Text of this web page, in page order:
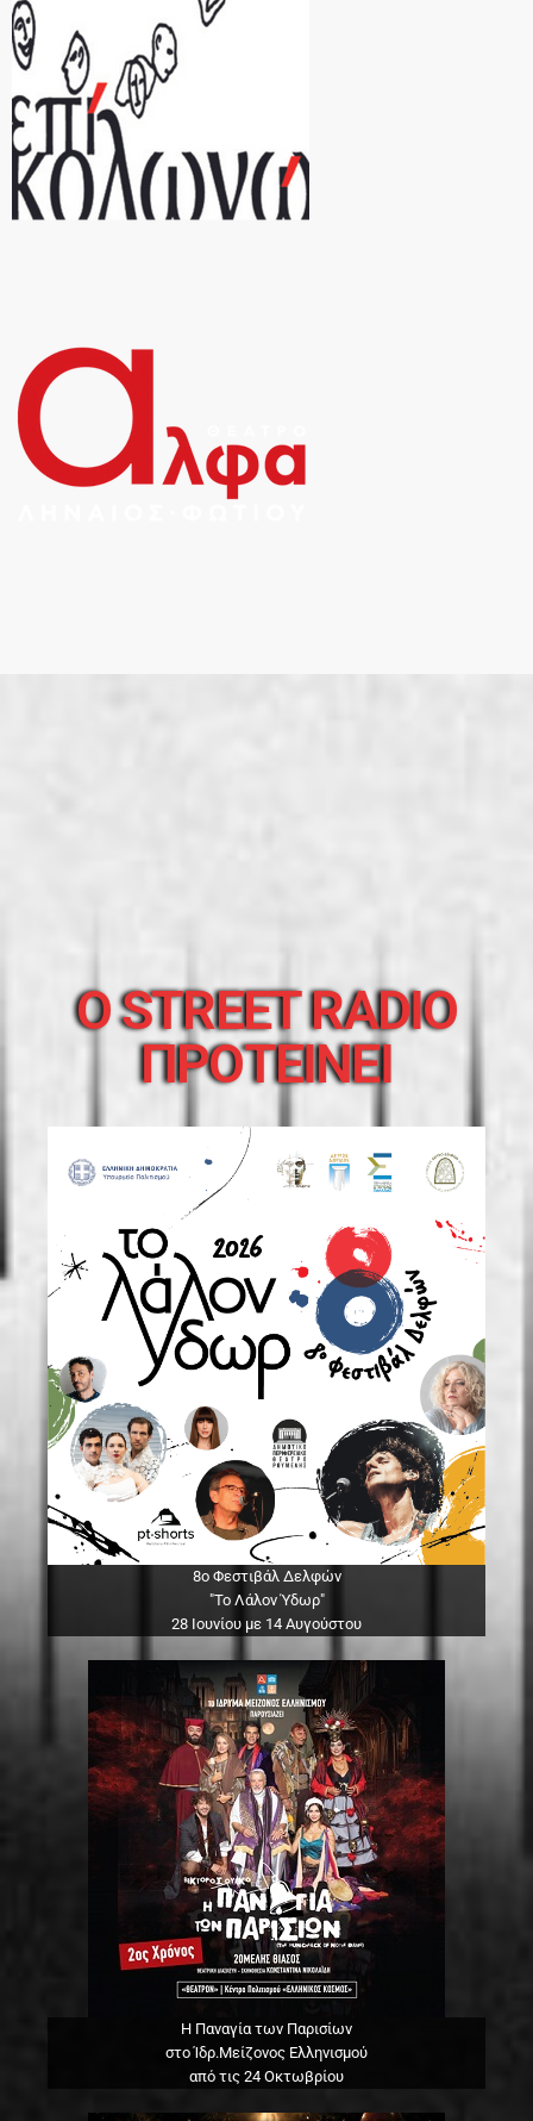
O STREET RADIO
ΠΡΟΤΕΙΝΕΙ
8ο Φεστιβάλ Δελφών
"Το Λάλον Ύδωρ"
28 Ιουνίου με 14 Αυγούστου
Η Παναγία των Παρισίων
στο Ίδρ.Μείζονος Ελληνισμού
από τις 24 Οκτωβρίου